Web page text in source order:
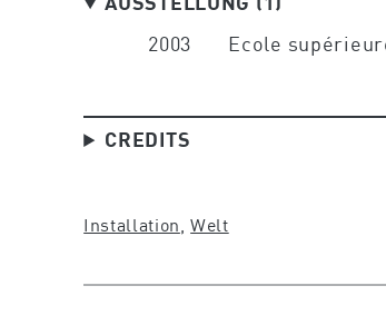
2003
Ecole
CREDITS
Installation , Welt